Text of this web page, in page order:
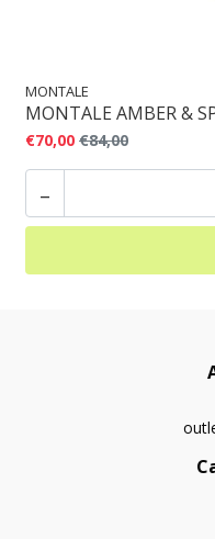
MONTALE
MONTALE AMBER &
€70,00 €84,00
-